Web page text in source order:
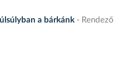
a bárkánk - Rendező